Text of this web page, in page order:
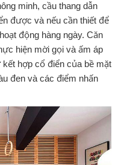
minh, cầu thang dẫn
được và nếu cần thiết để
động hàng ngày. Căn
hiện mời gọi và ấm áp
hợp cổ điển của bề mặt
đen và các điểm nhấn